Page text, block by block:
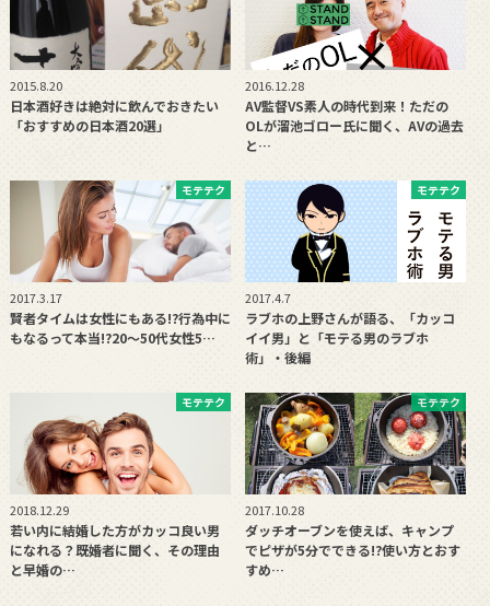
2015.8.20
日本酒好きは絶対に飲んでおきたい
「おすすめの日本酒20選」
2016.12.28
AV監督VS素人の時代到来！ただの
OLが溜池ゴロー氏に聞く、AVの過去
と…
モテテク
2017.3.17
賢者タイムは女性にもある!?行為中に
もなるって本当!?20〜50代女性5…
モテテク
2017.4.7
ラブホの上野さんが語る、「カッコ
イイ男」と「モテる男のラブホ
術」・後編
モテテク
2018.12.29
若い内に結婚した方がカッコ良い男
になれる？既婚者に聞く、その理由
と早婚の…
モテテク
2017.10.28
ダッチオーブンを使えば、キャンプ
でピザが5分でできる!?使い方とおす
すめ…